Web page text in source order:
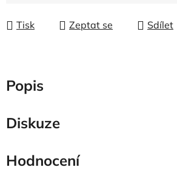
Tisk Zeptat se Sdílet
Popis
Diskuze
Hodnocení